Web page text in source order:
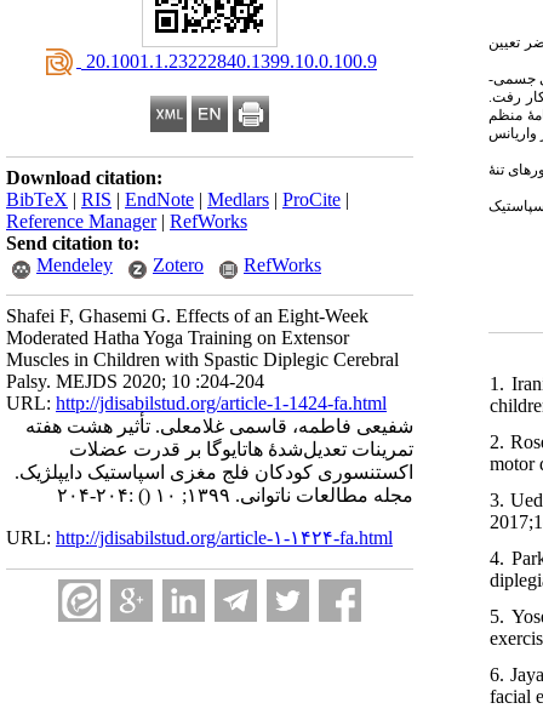
‎ 20.1001.1.23222840.1399.10.0.100.9
Download citation:
BibTeX | RIS | EndNote | Medlars | ProCite |
Reference Manager| RefWorks
Send citation to:
Mendeley
Zotero RefWorks
Shafei F, Ghasemi G. Effects of an Eight-Week
Moderated Hatha Yoga Training on Extensor
Muscles in Children with Spastic Diplegic Cerebral
Palsy. MEJDS 2020; 10 :204-204
URL: http://jdisabilstud.org/article-1-1424-fa.html
شفیعی فاطمه، قاسمی غلامعلی. تأثیر هشت هفته
تمرینات تعدیل‌شدهٔ هاتایوگا بر قدرت عضلات
اکستنسوری کودکان فلج مغزی اسپاستیک دایپلژیک.
مجله مطالعات ناتوانی. ۱۳۹۹; ۱۰
() :۲۰۴-۲۰۴
URL: http://jdisabilstud.org/article-۱-۱۴۲۴-fa.html
تعیین
مدارس استثنایی جسمی-
رفت.
منظم
تنه‌ٔ
1.
2.
motor
3.
4.
5.
6.
facial